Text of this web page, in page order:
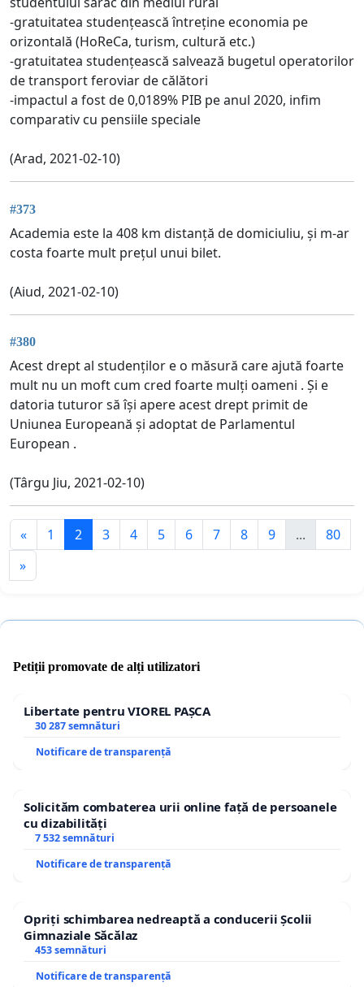
-gratuitatea studențească întreține economia pe
orizontală (HoReCa, turism, cultură etc.)
-gratuitatea studențească salvează bugetul operatorilor
de transport feroviar de călători
-impactul a fost de 0,0189% PIB pe anul 2020, infim
comparativ cu pensiile speciale
(Arad, 2021-02-10)
#373
Academia este la 408 km distanță de domiciuliu, și m-ar
costa foarte mult prețul unui bilet.
(Aiud, 2021-02-10)
#380
Acest drept al studenților e o măsură care ajută foarte
mult nu un moft cum cred foarte mulți oameni . Și e
datoria tuturor să își apere acest drept primit de
Uniunea Europeană și adoptat de Parlamentul
European .
(Târgu Jiu, 2021-02-10)
« 1 2 3 4 5 6 7 8 9 ...
80
»
Petiții promovate de alți utilizatori
Libertate pentru VIOREL PAȘCA
30 287 semnături
Notificare de transparență
Solicităm combaterea urii online față de persoanele
cu dizabilități
7 532 semnături
Notificare de transparență
Opriți schimbarea nedreaptă a conducerii Școlii
Gimnaziale Săcălaz
453 semnături
Notificare de transparență